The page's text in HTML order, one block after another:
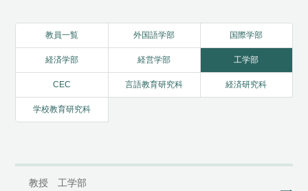
教員一覧 外国語学部 国際学部
経済学部 経営学部 工学部
CEC 言語教育研究科 経済研究科
学校教育研究科
教授 工学部